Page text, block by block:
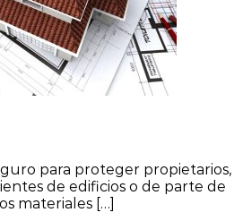
para proteger propietarios,
de edificios o de parte de
materiales […]